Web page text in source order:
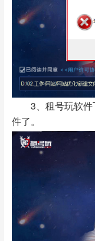
3、租号玩软件
件了。